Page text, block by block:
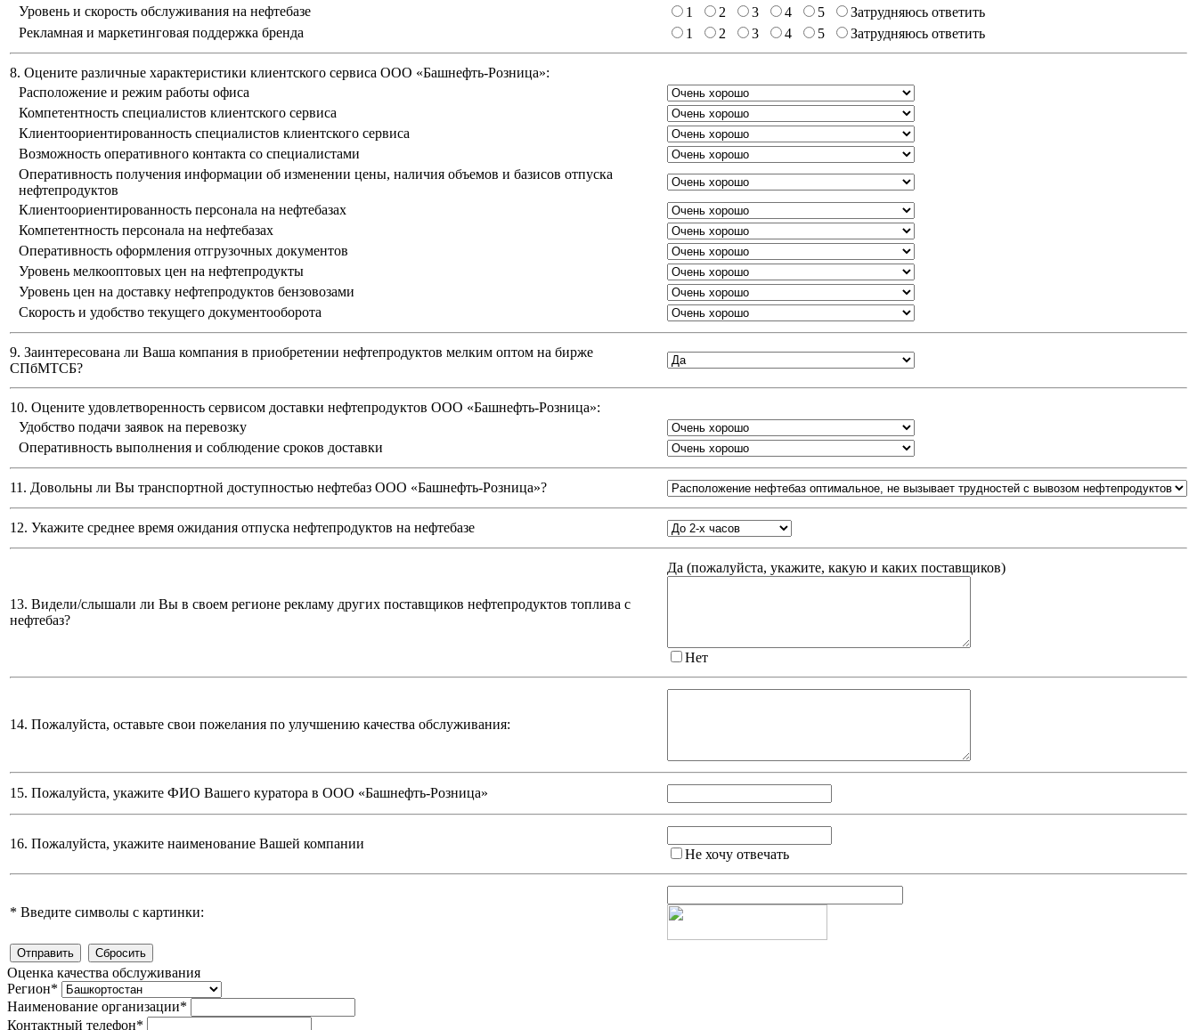
Уровень и скорость обслуживания на нефтебазе
1 2 3 4 5
Затрудняюсь ответить
Рекламная и маркетинговая поддержка бренда
1 2 3 4 5 Затрудняюсь ответить
8. Оцените различные характеристики клиентского сервиса ООО «Башнефть-Розница»:
Расположение и режим работы офиса
Компетентность специалистов клиентского сервиса
Клиентоориентированность специалистов клиентского сервиса
Возможность оперативного контакта со специалистами
Оперативность получения информации об изменении цены, наличия объемов и базисов отпуска
нефтепродуктов
Клиентоориентированность персонала на нефтебазах
Компетентность персонала на нефтебазах
Оперативность оформления отгрузочных документов
Уровень мелкооптовых цен на нефтепродукты
Уровень цен на доставку нефтепродуктов бензовозами
Скорость и удобство текущего документооборота
9. Заинтересована ли Ваша компания в приобретении нефтепродуктов мелким оптом на бирже
СПбМТСБ?
10. Оцените удовлетворенность сервисом доставки нефтепродуктов ООО «Башнефть-Розница»:
Удобство подачи заявок на перевозку
Оперативность выполнения и соблюдение сроков доставки
11. Довольны ли Вы транспортной доступностью нефтебаз ООО «Башнефть-Розница»?
12. Укажите среднее время ожидания отпуска нефтепродуктов на нефтебазе
13. Видели/слышали ли Вы в своем регионе рекламу других поставщиков нефтепродуктов топлива с
нефтебаз?
Да (пожалуйста, укажите, какую и каких поставщиков)
Нет
14. Пожалуйста, оставьте свои пожелания по улучшению качества обслуживания:
15. Пожалуйста, укажите ФИО Вашего куратора в ООО «Башнефть-Розница»
16. Пожалуйста, укажите наименование Вашей компании
Не хочу отвечать
* Введите символы с картинки:
Оценка качества обслуживания
Регион*
Наименование организации*
Контактный телефон*